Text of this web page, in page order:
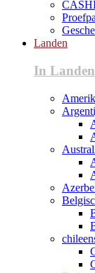
Landen
In Landen